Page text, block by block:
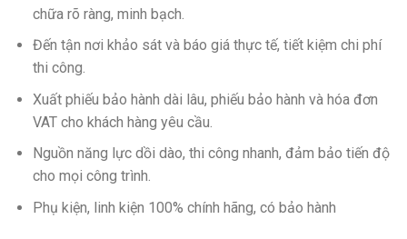
chữa rõ ràng, minh bạch.
Đến tận nơi khảo sát và báo giá thực tế, tiết kiệm chi phí
thi công.
Xuất phiếu bảo hành dài lâu, phiếu bảo hành và hóa đơn
VAT cho khách hàng yêu cầu.
Nguồn năng lực dồi dào, thi công nhanh, đảm bảo tiến độ
cho mọi công trình.
Phụ kiện, linh kiện 100% chính hãng, có bảo hành